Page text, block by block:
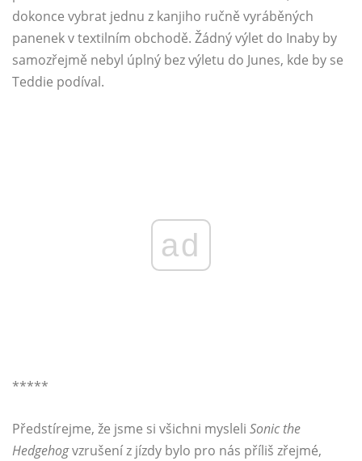
dokonce vybrat jednu z kanjiho ručně vyráběných
panenek v textilním obchodě. Žádný výlet do Inaby by
samozřejmě nebyl úplný bez výletu do Junes, kde by se
Teddie podíval.
ad
*****
Předstírejme, že jsme si všichni mysleli Sonic the
Hedgehogvzrušení z jízdy bylo pro nás příliš zřejmé,